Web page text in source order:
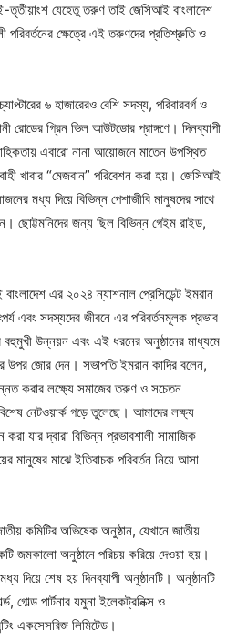
তৃতীয়াংশ যেহেতু তরুণ তাই জেসিআই বাংলাদেশ
পরিবর্তনের ক্ষেত্রে এই তরুণদের প্রতিশ্রুতি ও
৬ হাজারেরও বেশি সদস্য, পরিবারবর্গ ও
রোডের গ্রিন ভিল আউটডোর প্রাঙ্গণে। দিনব্যাপী
এবারো নানা আয়োজনে মাতেন উপস্থিত
খাবার “মেজবান” পরিবেশন করা হয়। জেসিআই
মধ্য দিয়ে বিভিন্ন পেশাজীবি মানুষদের সাথে
ছোট্টমনিদের জন্য ছিল বিভিন্ন গেইম রাইড,
এর ২০২৪ ন্যাশনাল প্রেসিডেন্ট ইমরান
এবং সদস্যদের জীবনে এর পরিবর্তনমূলক প্রভাব
উন্নয়ন এবং এই ধরনের অনুষ্ঠানের মাধ্যমে
উপর জোর দেন। সভাপতি ইমরান কাদির বলেন,
করার লক্ষ্যে সমাজের তরুণ ও সচেতন
নেটওয়ার্ক গড়ে তুলেছে। আমাদের লক্ষ্য
যার দ্বারা বিভিন্ন প্রভাবশালী সামাজিক
মানুষের মাঝে ইতিবাচক পরিবর্তন নিয়ে আসা
কমিটির অভিষেক অনুষ্ঠান, যেখানে জাতীয়
জমকালো অনুষ্ঠানে পরিচয় করিয়ে দেওয়া হয়।
দিয়ে শেষ হয় দিনব্যাপী অনুষ্ঠানটি। অনুষ্ঠানটি
গোল্ড পার্টনার যমুনা ইলেকট্রনিক্স ও
একসেসরিজ লিমিটেড।